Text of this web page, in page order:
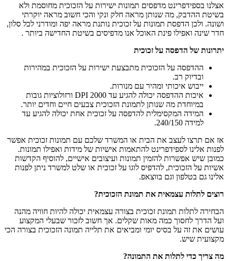
אצלנו בספידפרינט מדפסים תמונות ישירות על הזכוכית מחוסמת ולא
בשיטת ההדבק, מה שנותן מראה חלק ונקי והכי חשוב מראה יוקרתי
ושונה. ולכן הדפסת תמונות על זכוכית נותנת מראה יפה ומודרני לכל סלון,
חדר שינה ואפילו פינת האוכל אנו מדפיסים בשיטת החדישה ביותר .
יתרונות של הדפסה על זכוכית
ההדפסה על הזכוכית מתבצעת ישירות על הזכוכית במהירות
ובדיוק רב.
ייבוש איכותי ומהיר עם מנורות.
איכות ההדפסה יכולה להגיע עד 2000 DPI ורזולוציות גובות
במיוחדת מה שנותן לתמונת הזכוכית צבעים חיים וחדים יותר.
המידה המקסימלית להדפסה על זכוכית אחת יכולה להגיע עד
למידה 240/150.
אז אם תרצו לעצב את הבית או המשרד שלכם עם תמונות זכוכית אפשר
לפנות אלינו לספידפרינט להתאמות אישיות של מידות ואפילו תמונות.
כמובן שיש אפשרות להזמין תמונות ועיצובים אישיים, להוסיף הקדשות
אשיות על הזכוכית, להדפיס לוגו על זכוכית או שלט למשרד ניתן לפנות
אלינו גם בטלפון וגם בווצאפ.
רוצים לתלות עצמאית את תמונת הזכוכית?
הבחירה לתלות תמונת זכוכית בצורה עצמאית יכולה להיות חוויה מהנה
ועל הדרך לחסוך כמה מאות שקלים. אך חשוב לזכור שבעלי המקצוע
עושים את זה על בסיס יומי ומביאים את תלייה תמונה הזכוכית בצורה הכי
מקצועית שיש.
מה צריך כדי לתלות את התמונה?